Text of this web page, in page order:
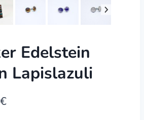
Edelstein
Lapislazuli
€